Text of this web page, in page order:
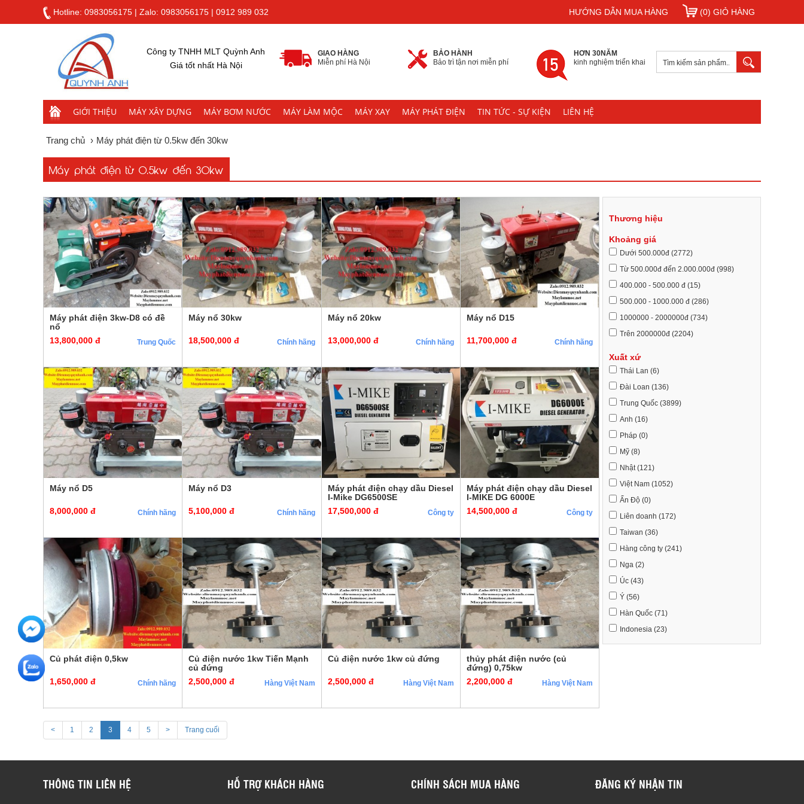
Hotline: 0983056175 | Zalo: 0983056175 | 0912 989 032 HƯỚNG DẪN MUA HÀNG (0) GIỎ HÀNG
Công ty TNHH MLT Quỳnh Anh
Giá tốt nhất Hà Nội
GIAO HÀNG
Miễn phí Hà Nội
BẢO HÀNH
Bảo trì tận nơi miễn phí
HƠN 30NĂM
kinh nghiệm triển khai
GIỚI THIỆU MÁY XÂY DỰNG MÁY BƠM NƯỚC MÁY LÀM MỘC MÁY XAY MÁY PHÁT ĐIỆN TIN TỨC - SỰ KIỆN LIÊN HỆ
Trang chủ › Máy phát điện từ 0.5kw đến 30kw
Máy phát điện từ 0.5kw đến 30kw
Máy phát điện 3kw-D8 có đề
nổ
13,800,000 đ
Trung Quốc
Máy nổ 30kw
18,500,000 đ Chính hãng
Máy nổ 20kw
13,000,000 đ Chính hãng
Máy nổ D15
11,700,000 đ Chính hãng
Máy nổ D5
8,000,000 đ Chính hãng
Máy nổ D3
5,100,000 đ Chính hãng
Máy phát điện chạy dầu Diesel
I-Mike DG6500SE
17,500,000 đ
Công ty
Máy phát điện chạy dầu Diesel
I-MIKE DG 6000E
14,500,000 đ
Công ty
Củ phát điện 0,5kw
1,650,000 đ Chính hãng
Củ điện nước 1kw Tiến Mạnh
củ đứng
2,500,000 đ
Hàng Việt Nam
Củ điện nước 1kw củ đứng
2,500,000 đ Hàng Việt Nam
thủy phát điện nước (củ
đứng) 0,75kw
2,200,000 đ
Hàng Việt Nam
< 1 2 3 4 5 > Trang cuối
Thương hiệu
Khoảng giá
Dưới 500.000đ (2772)
Từ 500.000đ đến 2.000.000đ (998)
400.000 - 500.000 đ (15)
500.000 - 1000.000 đ (286)
1000000 - 2000000đ (734)
Trên 2000000đ (2204)
Xuất xứ
Thái Lan (6)
Đài Loan (136)
Trung Quốc (3899)
Anh (16)
Pháp (0)
Mỹ (8)
Nhật (121)
Việt Nam (1052)
Ấn Độ (0)
Liên doanh (172)
Taiwan (36)
Hàng công ty (241)
Nga (2)
Úc (43)
Ý (56)
Hàn Quốc (71)
Indonesia (23)
THÔNG TIN LIÊN HỆ HỖ TRỢ KHÁCH HÀNG CHÍNH SÁCH MUA HÀNG ĐĂNG KÝ NHẬN TIN